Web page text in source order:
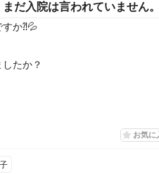
だ入院は言われていません。
か⁈💦
たか？
お気に